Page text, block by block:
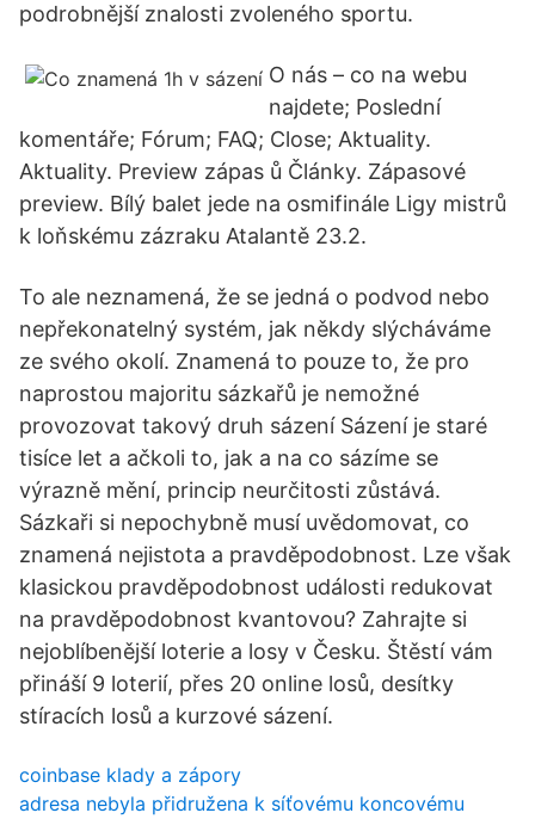
podrobnější znalosti zvoleného sportu.
O nás – co na webu
najdete; Poslední
komentáře; Fórum; FAQ; Close; Aktuality.
Aktuality. Preview zápas ů Články. Zápasové
preview. Bílý balet jede na osmifinále Ligy mistrů
k loňskému zázraku Atalantě 23.2.
To ale neznamená, že se jedná o podvod nebo
nepřekonatelný systém, jak někdy slýcháváme
ze svého okolí. Znamená to pouze to, že pro
naprostou majoritu sázkařů je nemožné
provozovat takový druh sázení Sázení je staré
tisíce let a ačkoli to, jak a na co sázíme se
výrazně mění, princip neurčitosti zůstává.
Sázkaři si nepochybně musí uvědomovat, co
znamená nejistota a pravděpodobnost. Lze však
klasickou pravděpodobnost události redukovat
na pravděpodobnost kvantovou? Zahrajte si
nejoblíbenější loterie a losy v Česku. Štěstí vám
přináší 9 loterií, přes 20 online losů, desítky
stíracích losů a kurzové sázení.
coinbase klady a zápory
adresa nebyla přidružena k síťovému koncovému